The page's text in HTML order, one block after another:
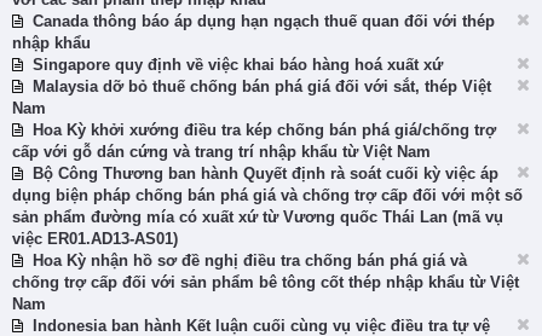
Canada thông báo áp dụng hạn ngạch thuế quan đối với thép
nhập khẩu
Singapore quy định về việc khai báo hàng hoá xuất xứ
Malaysia dỡ bỏ thuế chống bán phá giá đối với sắt, thép Việt
Nam
Hoa Kỳ khởi xướng điều tra kép chống bán phá giá/chống trợ
cấp với gỗ dán cứng và trang trí nhập khẩu từ Việt Nam
Bộ Công Thương ban hành Quyết định rà soát cuối kỳ việc áp
dụng biện pháp chống bán phá giá và chống trợ cấp đối với một số
sản phẩm đường mía có xuất xứ từ Vương quốc Thái Lan (mã vụ
việc ER01.AD13-AS01)
Hoa Kỳ nhận hồ sơ đề nghị điều tra chống bán phá giá và
chống trợ cấp đối với sản phẩm bê tông cốt thép nhập khẩu từ Việt
Nam
Indonesia ban hành Kết luận cuối cùng vụ việc điều tra tự vệ